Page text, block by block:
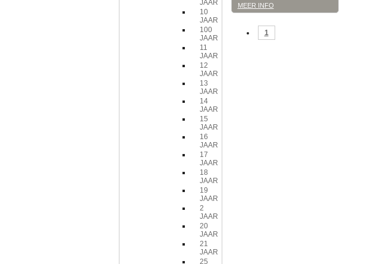
JAAR
10
JAAR
100
JAAR
11
JAAR
12
JAAR
13
JAAR
14
JAAR
15
JAAR
16
JAAR
17
JAAR
18
JAAR
19
JAAR
2
JAAR
20
JAAR
21
JAAR
25
MEER INFO
1